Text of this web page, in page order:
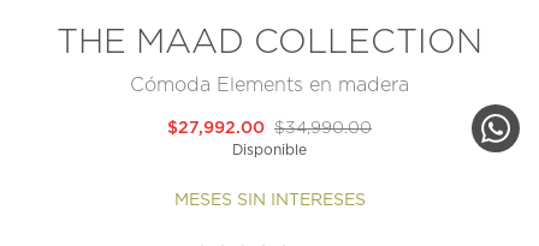
THE MAAD COLLECTION
Cómoda Elements en madera
$34,990.00
$27,992.00
Disponible
MESES SIN INTERESES